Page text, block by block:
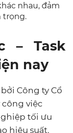
nhau, đảm
trọng.
– Task
nay
Công ty Cổ
công việc
tối ưu
hiệu suất.